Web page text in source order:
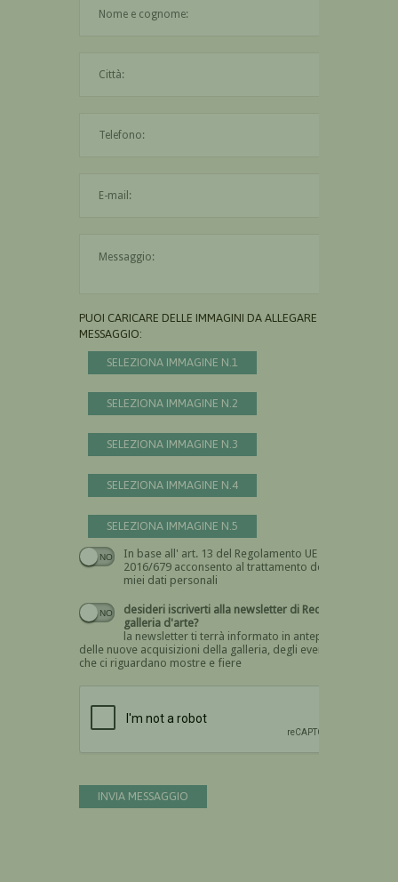
PUOI CARICARE DELLE IMMAGINI DA ALLEGARE AL
MESSAGGIO:
SELEZIONA IMMAGINE N.1
SELEZIONA IMMAGINE N.2
SELEZIONA IMMAGINE N.3
SELEZIONA IMMAGINE N.4
SELEZIONA IMMAGINE N.5
In base all' art. 13 del Regolamento UE n.
2016/679 acconsento al trattamento dei
miei dati personali
Devi dare il consenso
desideri iscriverti alla newsletter di Recta
galleria d'arte?
la newsletter ti terrà informato in anteprima
delle nuove acquisizioni della galleria, degli eventi
che ci riguardano mostre e fiere
INVIA MESSAGGIO